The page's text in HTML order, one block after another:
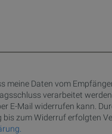
meine Daten vom
verarbeitet
E-Mail widerrufen kann.
zum Widerruf erfolgten